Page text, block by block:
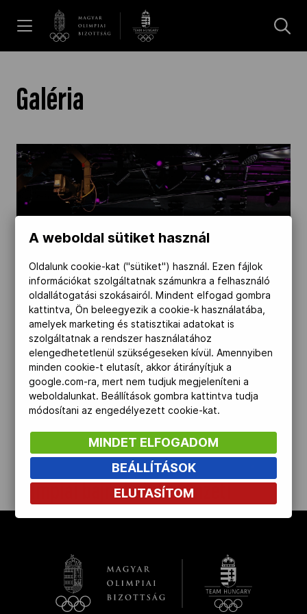
Dakar 2026
Los Angeles 2028
MOB
Kettőskarrier-program
NOB
Társszervezetek
OVEP
Galéria
Olimpiai bajnokaink nemzeti
szerelésben 1968-tól
A weboldal sütiket használ
Oldalunk cookie-kat ("sütiket") használ. Ezen fájlok
információkat szolgáltatnak számunkra a felhasználó
oldallátogatási szokásairól. Mindent elfogad gombra
kattintva, Ön beleegyezik a cookie-k használatába,
amelyek marketing és statisztikai adatokat is
szolgáltatnak a rendszer használatához
elengedhetetlenül szükségeseken kívül. Amennyiben
minden cookie-t elutasít, akkor átirányítjuk a
google.com-ra, mert nem tudjuk megjeleníteni a
weboldalunkat. Beállítások gombra kattintva tudja
módosítani az engedélyezett cookie-kat.
MINDET ELFOGADOM
BEÁLLÍTÁSOK
ELUTASÍTOM